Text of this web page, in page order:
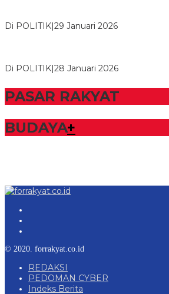
Di POLITIK|29 Januari 2026
Di POLITIK|28 Januari 2026
PASAR RAKYAT
BUDAYA+
© 2020. forrakyat.co.id
REDAKSI
PEDOMAN CYBER
Indeks Berita